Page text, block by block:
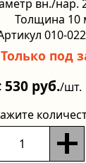
вн./нар.
Толщина 10
010-
Только под
530 руб./шт.